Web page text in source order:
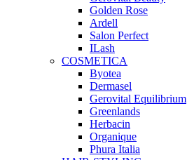
Golden Rose
Ardell
Salon Perfect
ILash
COSMETICA
Byotea
Dermasel
Gerovital Equilibrium
Greenlands
Herbacin
Organique
Phura Italia